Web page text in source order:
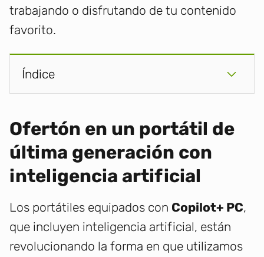
trabajando o disfrutando de tu contenido
favorito.
Índice
Ofertón en un portátil de
última generación con
inteligencia artificial
Los portátiles equipados con Copilot+ PC,
que incluyen inteligencia artificial, están
revolucionando la forma en que utilizamos